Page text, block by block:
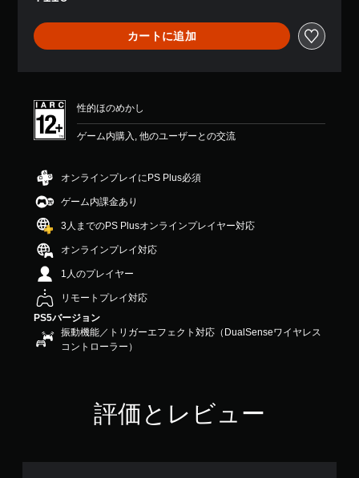
ま
せ
ん
カートに追加
性的ほのめかし
ゲーム内購入, 他のユーザーとの交流
オンラインプレイにPS Plus必須
ゲーム内課金あり
3人までのPS Plusオンラインプレイヤー対応
オンラインプレイ対応
1人のプレイヤー
リモートプレイ対応
PS5バージョン
振動機能／トリガーエフェクト対応（DualSenseワイヤレス
コントローラー）
評価とレビュー